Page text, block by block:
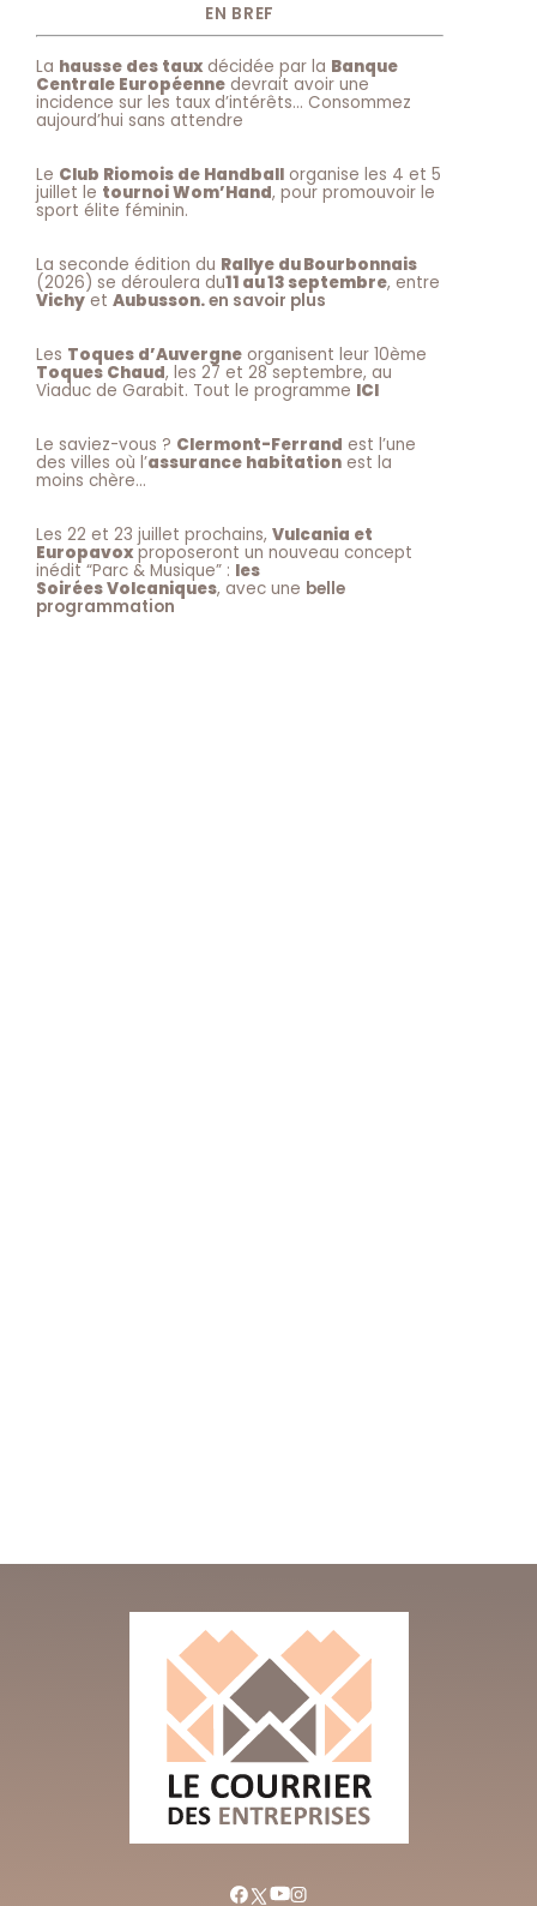
EN BREF
La hausse des taux décidée par la Banque
Centrale Européenne devrait avoir une
incidence sur les taux d’intérêts… Consommez
aujourd’hui sans attendre
Le Club Riomois de Handball organise les 4 et 5
juillet le tournoi Wom’Hand, pour promouvoir le
sport élite féminin.
La seconde édition du Rallye du Bourbonnais
(2026) se déroulera du11 au 13 septembre, entre
Vichy et Aubusson.en savoir plus
Les Toques d’Auvergne organisent leur 10ème
Toques Chaud, les 27 et 28 septembre, au
Viaduc de Garabit. Tout le programme ICI
Le saviez-vous ? Clermont-Ferrand est l’une
des villes où l’assurance habitation est la
moins chère…
Les 22 et 23 juillet prochains, Vulcania et
Europavoxproposeront un nouveau concept
inédit “Parc & Musique” : les
Soirées Volcaniques, avec une belle
programmation